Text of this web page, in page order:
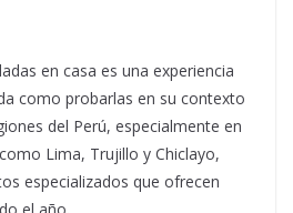
en casa es una experiencia
como probarlas en su contexto
del Perú, especialmente en
Lima, Trujillo y Chiclayo,
especializados que ofrecen